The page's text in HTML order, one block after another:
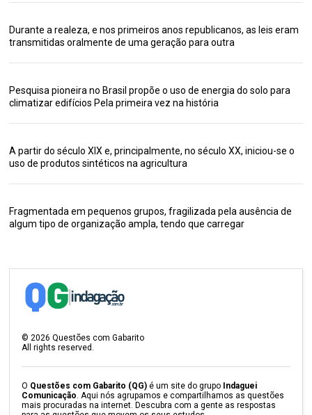
Durante a realeza, e nos primeiros anos republicanos, as leis eram
transmitidas oralmente de uma geração para outra
Pesquisa pioneira no Brasil propõe o uso de energia do solo para
climatizar edifícios Pela primeira vez na história
A partir do século XIX e, principalmente, no século XX, iniciou-se o
uso de produtos sintéticos na agricultura
Fragmentada em pequenos grupos, fragilizada pela ausência de
algum tipo de organização ampla, tendo que carregar
© 2026 Questões com Gabarito
All rights reserved.
O Questões com Gabarito (QG) é um site do grupo Indaguei
Comunicação . Aqui nós agrupamos e compartilhamos as questões
mais procuradas na internet. Descubra com a gente as respostas